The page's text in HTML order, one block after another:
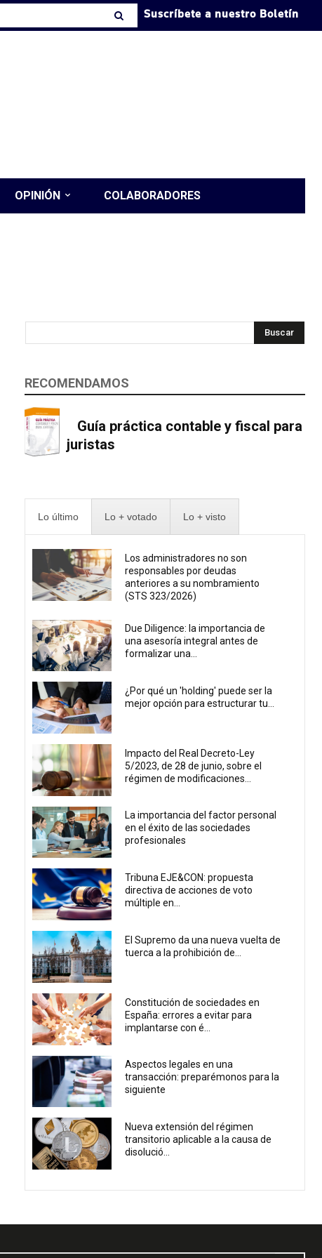
Suscríbete a nuestro Boletín
OPINIÓN COLABORADORES
Buscar
RECOMENDAMOS
Guía práctica contable y fiscal para
juristas
Lo último Lo + votado Lo + visto
Los administradores no son
responsables por deudas
anteriores a su nombramiento
(STS 323/2026)
Due Diligence: la importancia de
una asesoría integral antes de
formalizar una...
¿Por qué un 'holding' puede ser la
mejor opción para estructurar tu...
Impacto del Real Decreto-Ley
5/2023, de 28 de junio, sobre el
régimen de modificaciones...
La importancia del factor personal
en el éxito de las sociedades
profesionales
Tribuna EJE&CON: propuesta
directiva de acciones de voto
múltiple en...
El Supremo da una nueva vuelta de
tuerca a la prohibición de...
Constitución de sociedades en
España: errores a evitar para
implantarse con é...
Aspectos legales en una
transacción: preparémonos para la
siguiente
Nueva extensión del régimen
transitorio aplicable a la causa de
disolució...